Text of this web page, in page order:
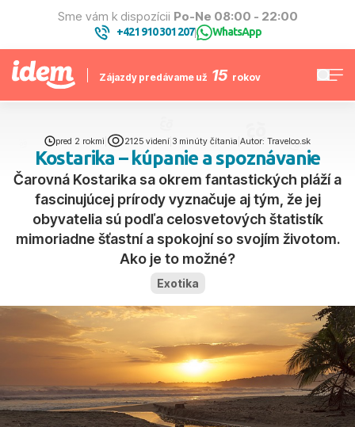
Sme vám k dispozícii Po-Ne 08:00 - 22:00
+421 910 301 207| WhatsApp
Zájazdy predávame už 15 rokov
pred 2 rokmi 2125 videní 3 minúty čítania Autor: Travelco.sk
Kostarika – kúpanie a spoznávanie
Čarovná Kostarika sa okrem fantastických pláží a
fascinujúcej prírody vyznačuje aj tým, že jej
obyvatelia sú podľa celosvetových štatistík
mimoriadne šťastní a spokojní so svojím životom.
Ako je to možné?
Exotika